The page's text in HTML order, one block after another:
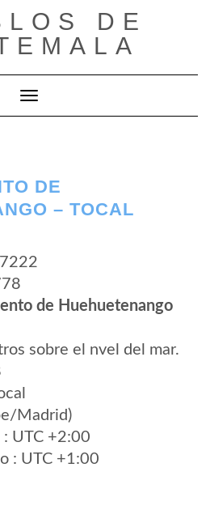
DE
Cambiar modo de navegación
DE
– TOCAL
de Huehuetenango
sobre el nvel del mar.
Madrid)
: UTC +2:00
: UTC +1:00